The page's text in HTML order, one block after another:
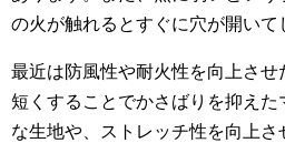
の火が触れるとすぐに穴が開いて
最近は防風性や耐火性を向上さ
短くすることでかさばりを抑えた
な生地や、ストレッチ性を向上